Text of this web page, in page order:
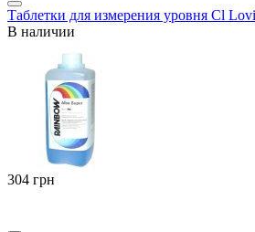
Таблетки для измерения уровня Cl
В наличии
‍304‍ грн